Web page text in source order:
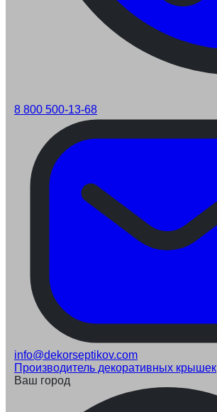
8 800 500-13-68
info@dekorseptikov.com
Производитель декоративных крышек
Ваш город